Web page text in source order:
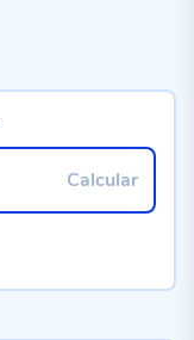
Calcular